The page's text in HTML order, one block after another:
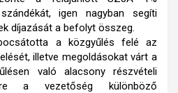
igen nagyban segíti
díjazását a befolyt összeg.
a közgyűlés felé az
illetve megoldásokat várt a
való alacsony részvételi
a vezetőség különböző